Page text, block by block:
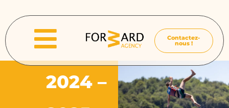
Contactez-
nous !
2024 –